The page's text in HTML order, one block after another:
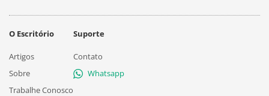
O Escritório
Artigos
Sobre
Trabalhe Conosco
Suporte
Contato
Whatsapp